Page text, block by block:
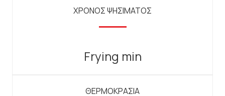
ΧΡΟΝΟΣ ΨΗΣΙΜΑΤΟΣ
Frying min
ΘΕΡΜΟΚΡΑΣΙΑ